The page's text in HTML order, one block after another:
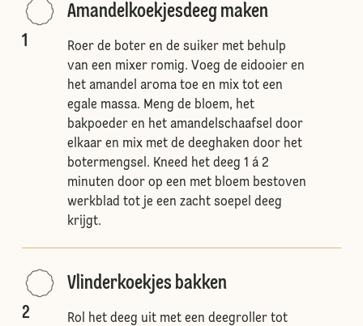
1
Amandelkoekjesdeeg maken
Roer de boter en de suiker met behulp
van een mixer romig. Voeg de eidooier en
het amandel aroma toe en mix tot een
egale massa. Meng de bloem, het
bakpoeder en het amandelschaafsel door
elkaar en mix met de deeghaken door het
botermengsel. Kneed het deeg 1 á 2
minuten door op een met bloem bestoven
werkblad tot je een zacht soepel deeg
krijgt.
2
Vlinderkoekjes bakken
Rol het deeg uit met een deegroller tot